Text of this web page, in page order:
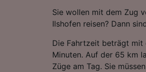
Sie wollen mit dem Zug
Ilshofen reisen? Dann
Die Fahrtzeit beträgt mit
Minuten. Auf der 65 km
Züge am Tag. Sie